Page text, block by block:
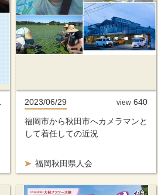
2023/06/29
福岡秋田県人会
福岡市から秋田市へカメラマンと
して着任しての近況
view 640